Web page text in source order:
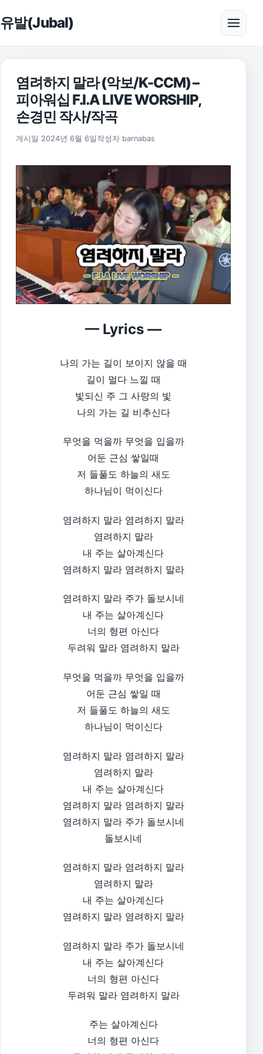
유발(Jubal) 메뉴
염려하지 말라 (악보/K-CCM) –
피아워십 F.I.A LIVE WORSHIP,
손경민 작사/작곡
게시일 2024년 6월 6일 2025년 11월 17일
작성자 barnabas
— Lyrics —
나의 가는 길이 보이지 않을 때
길이 멀다 느낄 때
빛되신 주 그 사랑의 빛
나의 가는 길 비추신다​
무엇을 먹을까 무엇을 입을까
어둔 근심 쌓일때
저 들풀도 하늘의 새도
하나님이 먹이신다​
염려하지 말라 염려하지 말라
염려하지 말라
내 주는 살아계신다
염려하지 말라 염려하지 말라​
염려하지 말라 주가 돌보시네
내 주는 살아계신다
너의 형편 아신다
두려워 말라 염려하지 말라​
무엇을 먹을까 무엇을 입을까
어둔 근심 쌓일 때
저 들풀도 하늘의 새도
하나님이 먹이신다​
염려하지 말라 염려하지 말라
염려하지 말라
내 주는 살아계신다
염려하지 말라 염려하지 말라
염려하지 말라 주가 돌보시네
돌보시네​
염려하지 말라 염려하지 말라
염려하지 말라
내 주는 살아계신다
염려하지 말라 염려하지 말라​
염려하지 말라 주가 돌보시네
내 주는 살아계신다
너의 형편 아신다
두려워 말라 염려하지 말라
주는 살아계신다
너의 형편 아신다